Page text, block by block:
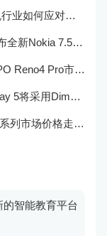
忠机者手机专卖平台：二手手机行业如何应对大数据的应用
忠机者手机专卖平台：Nokia发布全新Nokia 7.5，搭载大电池和优化相机
忠机者手机专卖平台：二手OPPO Reno4 Pro市场价格持续上涨
忠机者手机专卖平台：Honor Play 5将采用Dimensity 800U芯片
忠机者手机专卖平台：vivo S10系列市场价格走势平稳
的智能教育平台